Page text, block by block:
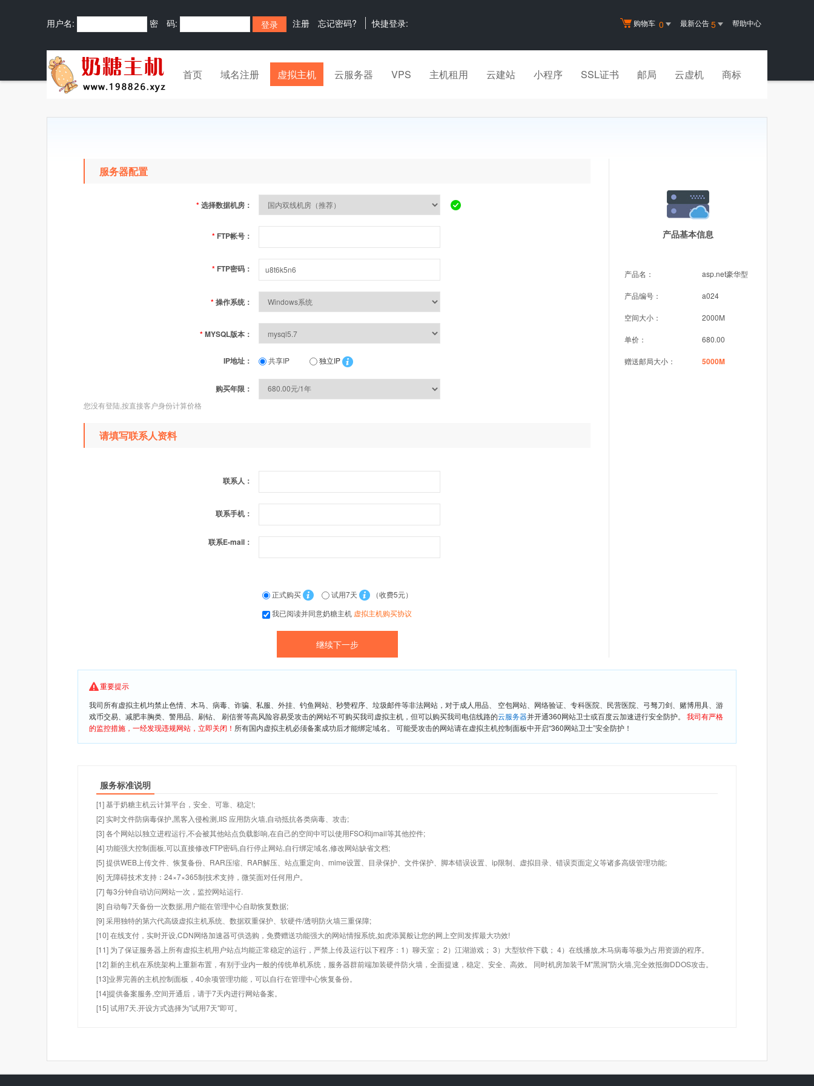
购物车 0 最新公告5 帮助中心
用户名: 密 码: 注册 忘记密码? 快捷登录:
首页 域名注册 虚拟主机 云服务器 VPS 主机租用 云建站 小程序 SSL证书 邮局 云虚机 商标
产品基本信息
产品名： asp.net豪华型
产品编号： a024
空间大小： 2000M
单价： 680.00
赠送邮局大小： 5000M
服务器配置
*选择数据机房：
* FTP帐号：
* FTP密码：
*操作系统：
*MYSQL版本：
IP地址： 共享IP 独立IP
购买年限：
您没有登陆,按直接客户身份计算价格
请填写联系人资料
联系人：
联系手机：
联系E-mail：
正式购买 试用7天
（收费5元）
我已阅读并同意奶糖主机 虚拟主机购买协议
重要提示
我司所有虚拟主机均禁止色情、木马、病毒、诈骗、私服、外挂、钓鱼网站、秒赞程序、垃圾邮件等非法网站，对于成人用品、 空包网站、网络验证、专科医院、民营医院、弓驽刀剑、赌博用具、游
戏币交易、减肥丰胸类、警用品、刷钻、 刷信誉等高风险容易受攻击的网站不可购买我司虚拟主机，但可以购买我司电信线路的云服务器并开通360网站卫士或百度云加速进行安全防护。 我司有严格
的监控措施，一经发现违规网站，立即关闭！ 所有国内虚拟主机必须备案成功后才能绑定域名。 可能受攻击的网站请在虚拟主机控制面板中开启“360网站卫士”安全防护！
服务标准说明
[1] 基于奶糖主机云计算平台，安全、可靠、稳定!;
[2] 实时文件防病毒保护,黑客入侵检测,IIS 应用防火墙,自动抵抗各类病毒、攻击;
[3] 各个网站以独立进程运行,不会被其他站点负载影响,在自己的空间中可以使用FSO和jmail等其他控件;
[4] 功能强大控制面板,可以直接修改FTP密码,自行停止网站,自行绑定域名,修改网站缺省文档;
[5] 提供WEB上传文件、恢复备份、RAR压缩、RAR解压、站点重定向、mime设置、目录保护、文件保护、脚本错误设置、ip限制、虚拟目录、错误页面定义等诸多高级管理功能;
[6] 无障碍技术支持：24×7×365制技术支持，微笑面对任何用户。
[7] 每3分钟自动访问网站一次，监控网站运行.
[8] 自动每7天备份一次数据,用户能在管理中心自助恢复数据;
[9] 采用独特的第六代高级虚拟主机系统、数据双重保护、软硬件/透明防火墙三重保障;
[10] 在线支付，实时开设,CDN网络加速器可供选购，免费赠送功能强大的网站情报系统,如虎添翼般让您的网上空间发挥最大功效!
[11] 为了保证服务器上所有虚拟主机用户站点均能正常稳定的运行，严禁上传及运行以下程序：1）聊天室； 2）江湖游戏； 3）大型软件下载； 4）在线播放,木马病毒等极为占用资源的程序。
[12] 新的主机在系统架构上重新布置，有别于业内一般的传统单机系统，服务器群前端加装硬件防火墙，全面提速，稳定、安全、高效。 同时机房加装千M"黑洞"防火墙,完全效抵御DDOS攻击。
[13]业界完善的主机控制面板，40余项管理功能，可以自行在管理中心恢复备份。
[14]提供备案服务,空间开通后，请于7天内进行网站备案。
[15] 试用7天.开设方式选择为"试用7天"即可。